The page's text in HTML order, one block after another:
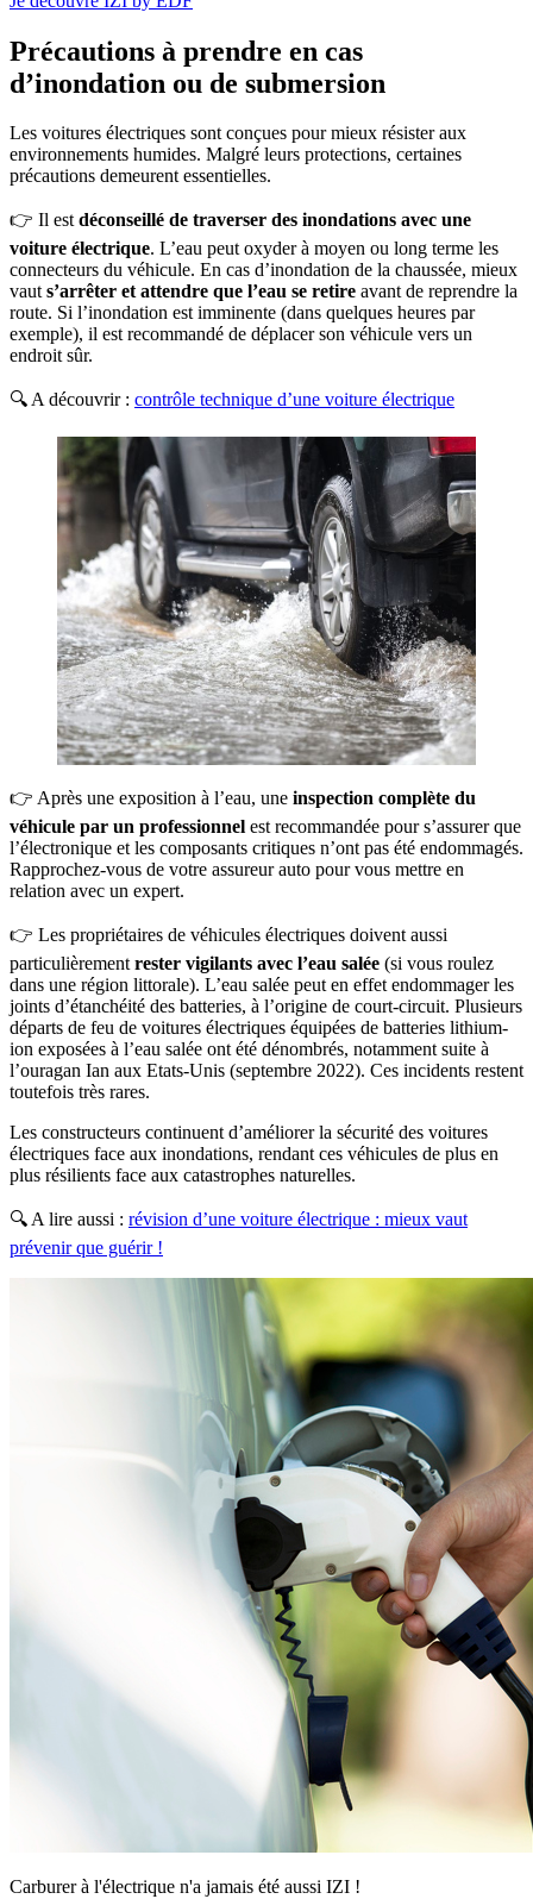
Précautions à prendre en cas
d’inondation ou de submersion
Les voitures électriques sont conçues pour mieux résister aux
environnements humides. Malgré leurs protections, certaines
précautions demeurent essentielles.
👉 Il estdéconseillé de traverser des inondations avec une
voiture électrique. L’eau peut oxyder à moyen ou long terme les
connecteurs du véhicule. En cas d’inondation de la chaussée, mieux
vauts’arrêter et attendre que l’eau se retire avant de reprendre la
route. Si l’inondation est imminente (dans quelques heures par
exemple), il est recommandé de déplacer son véhicule vers un
endroit sûr.
🔍 A découvrir : contrôle technique d’une voiture électrique
👉 Après une exposition à l’eau, une inspection complète du
véhicule par un professionnel est recommandée pour s’assurer que
l’électronique et les composants critiques n’ont pas été endommagés.
Rapprochez-vous de votre assureur auto pour vous mettre en
relation avec un expert.
👉 Les propriétaires de véhicules électriques doivent aussi
particulièrement rester vigilants avec l’eau salée (si vous roulez
dans une région littorale). L’eau salée peut en effet endommager les
joints d’étanchéité des batteries, à l’origine de court-circuit. Plusieurs
départs de feu de voitures électriques équipées de batteries lithium-
ion exposées à l’eau salée ont été dénombrés, notamment suite à
l’ouragan Ian aux Etats-Unis (septembre 2022). Ces incidents restent
toutefois très rares.
Les constructeurs continuent d’améliorer la sécurité des voitures
électriques face aux inondations, rendant ces véhicules de plus en
plus résilients face aux catastrophes naturelles.
🔍 A lire aussi : révision d’une voiture électrique : mieux vaut
prévenir que guérir !
Carburer à l'électrique n'a jamais été aussi IZI !